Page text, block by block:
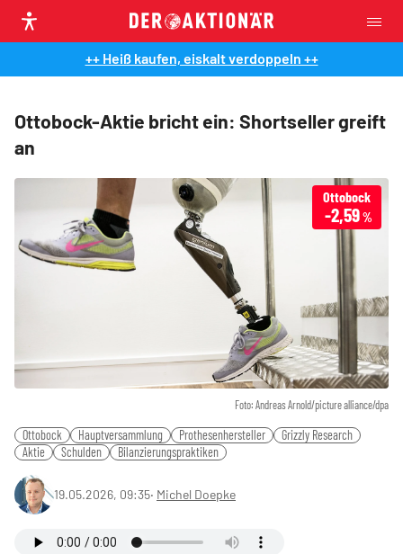
++ Heiß kaufen, eiskalt verdoppeln ++
Ottobock-Aktie bricht ein: Shortseller greift
an
Foto: Andreas Arnold/picture alliance/dpa
Ottobock
-2,59%
Ottobock Hauptversammlung Prothesenhersteller
Grizzly Research
Aktie
Schulden Bilanzierungspraktiken
19.05.2026, 09:35‧ Michel Doepke